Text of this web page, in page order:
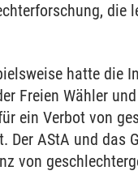
die
hatte die
Freien Wähler und
ein Verbot von
AStA und das
von